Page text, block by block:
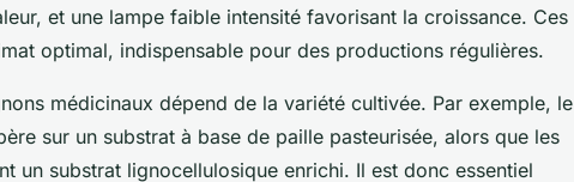
et une lampe faible intensité favorisant la croissance. Ces
optimal, indispensable pour des productions régulières.
médicinaux dépend de la variété cultivée. Par exemple, le
sur un substrat à base de paille pasteurisée, alors que les
un substrat lignocellulosique enrichi. Il est donc essentiel